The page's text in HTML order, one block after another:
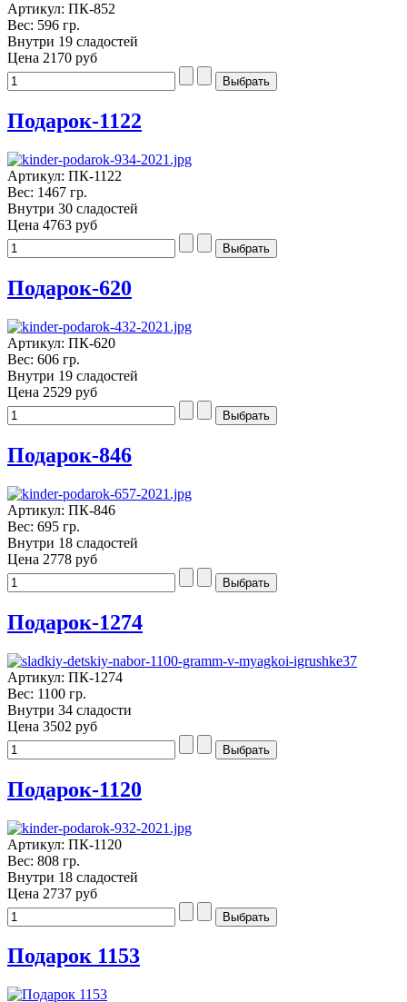
Артикул: ПК-852
Вес: 596 гр.
Внутри 19 сладостей
Цена 2170 руб
Подарок-1122
Артикул: ПК-1122
Вес: 1467 гр.
Внутри 30 сладостей
Цена 4763 руб
Подарок-620
Артикул: ПК-620
Вес: 606 гр.
Внутри 19 сладостей
Цена 2529 руб
Подарок-846
Артикул: ПК-846
Вес: 695 гр.
Внутри 18 сладостей
Цена 2778 руб
Подарок-1274
Артикул: ПК-1274
Вес: 1100 гр.
Внутри 34 сладости
Цена 3502 руб
Подарок-1120
Артикул: ПК-1120
Вес: 808 гр.
Внутри 18 сладостей
Цена 2737 руб
Подарок 1153